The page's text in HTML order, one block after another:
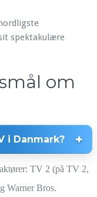
spektakulære
om
i Danmark?
TV 2 (på TV 2,
Warner Bros.